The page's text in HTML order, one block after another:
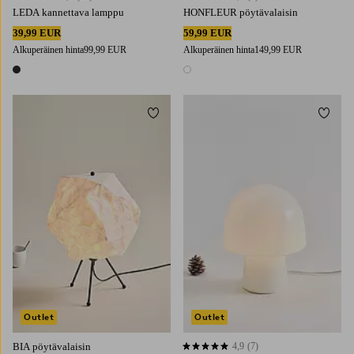
LEDA kannettava lamppu
39,99 EUR
Alkuperäinen hinta99,99 EUR
1 väri
HONFLEUR pöytävalaisin
59,99 EUR
Alkuperäinen hinta149,99 EUR
1 väri
BIA pöytävalaisin
Outlet
Lisää suosikkeihin
4,9 perustuen 7 arvosanaan
4,9 (7)
Outlet
Lisää